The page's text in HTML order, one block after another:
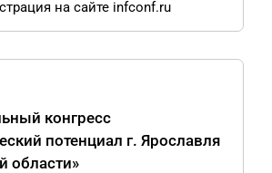
на сайте infconf.ru
конгресс
потенциал г. Ярославля
области»